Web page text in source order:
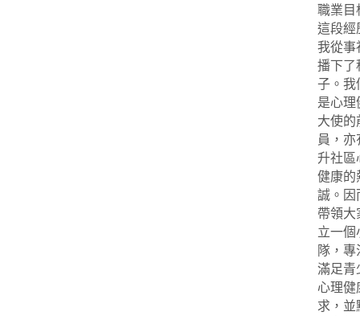
職業目
這段經
我從事
播下了
子。我
是心理
大使的
員，亦
升社區
健康的
誠。因
帶領大
立一個
隊，專
滿足青
心理健
求，並